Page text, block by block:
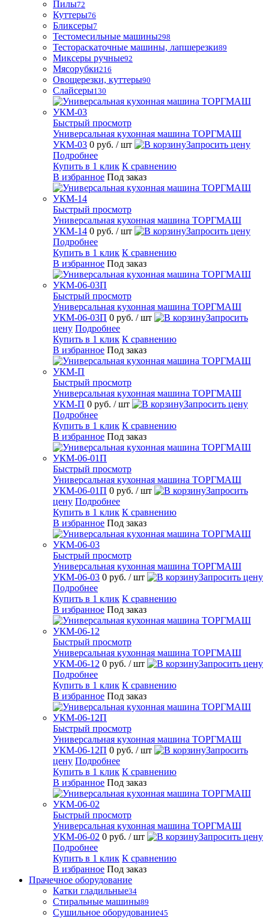
Пилы72
Куттеры76
Бликсеры7
Тестомесильные машины298
Тестораскаточные машины, лапшерезки89
Миксеры ручные92
Мясорубки216
Овощерезки, куттеры90
Слайсеры130
Быстрый просмотр
Универсальная кухонная машина ТОРГМАШ
УКМ-03 0 руб. / шт
Запросить цену
Подробнее
Купить в 1 клик К сравнению
В избранное Под заказ
Быстрый просмотр
Универсальная кухонная машина ТОРГМАШ
УКМ-14 0 руб. / шт
Запросить цену
Подробнее
Купить в 1 клик К сравнению
В избранное Под заказ
Быстрый просмотр
Универсальная кухонная машина ТОРГМАШ
УКМ-06-03П 0 руб. / шт
Запросить
цену Подробнее
Купить в 1 клик К сравнению
В избранное Под заказ
Быстрый просмотр
Универсальная кухонная машина ТОРГМАШ
УКМ-П 0 руб. / шт
Запросить цену
Подробнее
Купить в 1 клик К сравнению
В избранное Под заказ
Быстрый просмотр
Универсальная кухонная машина ТОРГМАШ
УКМ-06-01П 0 руб. / шт
Запросить
цену Подробнее
Купить в 1 клик К сравнению
В избранное Под заказ
Быстрый просмотр
Универсальная кухонная машина ТОРГМАШ
УКМ-06-03 0 руб. / шт
Запросить цену
Подробнее
Купить в 1 клик К сравнению
В избранное Под заказ
Быстрый просмотр
Универсальная кухонная машина ТОРГМАШ
УКМ-06-12 0 руб. / шт
Запросить цену
Подробнее
Купить в 1 клик К сравнению
В избранное Под заказ
Быстрый просмотр
Универсальная кухонная машина ТОРГМАШ
УКМ-06-12П 0 руб. / шт
Запросить
цену Подробнее
Купить в 1 клик К сравнению
В избранное Под заказ
Быстрый просмотр
Универсальная кухонная машина ТОРГМАШ
УКМ-06-02 0 руб. / шт
Запросить цену
Подробнее
Купить в 1 клик К сравнению
В избранное Под заказ
Прачечное оборудование
Катки гладильные34
Стиральные машины89
Сушильное оборудование45